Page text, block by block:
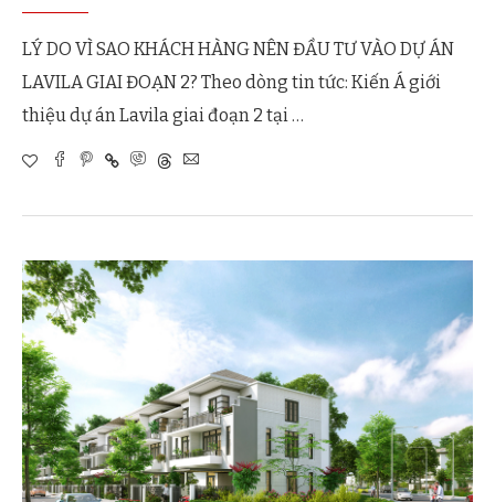
LÝ DO VÌ SAO KHÁCH HÀNG NÊN ĐẦU TƯ VÀO DỰ ÁN
LAVILA GIAI ĐOẠN 2? Theo dòng tin tức: Kiến Á giới
thiệu dự án Lavila giai đoạn 2 tại …